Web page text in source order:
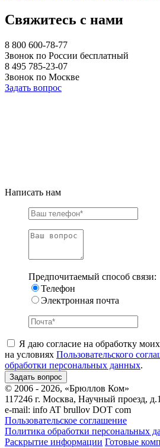
Свяжитесь с нами
8 800 600-78-77
Звонок по России бесплатный
8 495 785-23-07
Звонок по Москве
Задать вопрос
Написать нам
Предпочитаемый способ связи:
Телефон
Электронная почта
Я даю согласие на обработку
на условиях Пользовательского
обработки персональных данных.
© 2006 - 2026, «Брюллов Ком»
117246 г. Москва, Научный проезд,
e-mail: info AT brullov DOT com
Пользовательское соглашение
Политика обработки персональных
Раскрытие информации Готовые